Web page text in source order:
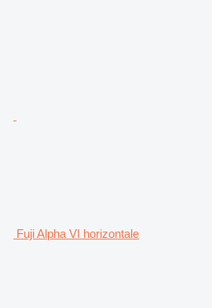
Fuji Alpha VI horizontale